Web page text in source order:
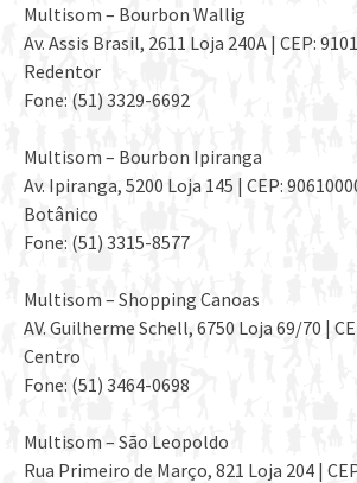
Multisom – Bourbon Wallig
Av. Assis Brasil, 2611 Loja 240A | CEP:
Redentor
Fone: (51) 3329-6692
Multisom – Bourbon Ipiranga
Av. Ipiranga, 5200 Loja 145 | CEP:
Botânico
Fone: (51) 3315-8577
Multisom – Shopping Canoas
AV. Guilherme Schell, 6750 Loja 69/70 |
Centro
Fone: (51) 3464-0698
Multisom – São Leopoldo
Rua Primeiro de Março, 821 Loja 204 |